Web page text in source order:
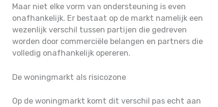
Maar niet elke vorm van ondersteuning is even
onafhankelijk. Er bestaat op de markt namelijk een
wezenlijk verschil tussen partijen die gedreven
worden door commerciële belangen en partners die
volledig onafhankelijk opereren.
De woningmarkt als risicozone
Op de woningmarkt komt dit verschil pas echt aan